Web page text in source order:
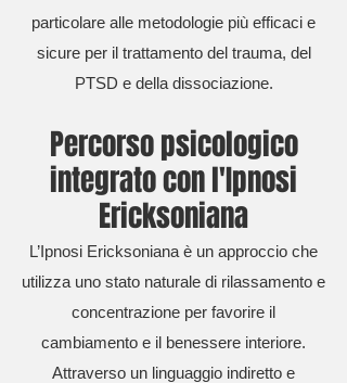
particolare alle metodologie più efficaci e
sicure per il trattamento del trauma, del
PTSD e della dissociazione.
Percorso psicologico
integrato con l'Ipnosi
Ericksoniana
L’Ipnosi Ericksoniana è un approccio che
utilizza uno stato naturale di rilassamento e
concentrazione per favorire il
cambiamento e il benessere interiore.
Attraverso un linguaggio indiretto e